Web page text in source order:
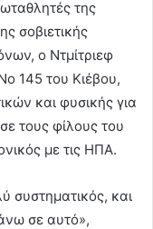
της
σοβιετικής
ο Ντμίτριεφ
145 του Κιέβου,
και φυσικής για
τους φίλους του
με τις ΗΠΑ.
και
σε αυτό»,